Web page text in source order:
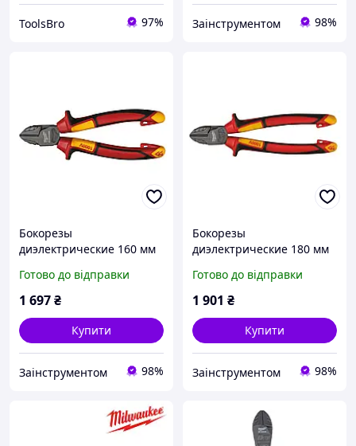
ToolsBro 97% Заінструментом 98%
Бокорезы
диэлектрические 160 мм
Готово до відправки
1 697₴
Купити
Заінструментом 98%
Бокорезы
диэлектрические 180 мм
Готово до відправки
1 901 ₴
Купити
Заінструментом 98%